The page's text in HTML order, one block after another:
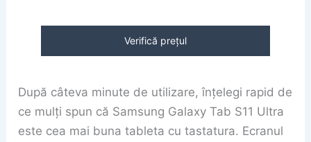
Verifică prețul
După câteva minute de utilizare, înțelegi rapid de
ce mulți spun că Samsung Galaxy Tab S11 Ultra
este cea mai buna tableta cu tastatura. Ecranul